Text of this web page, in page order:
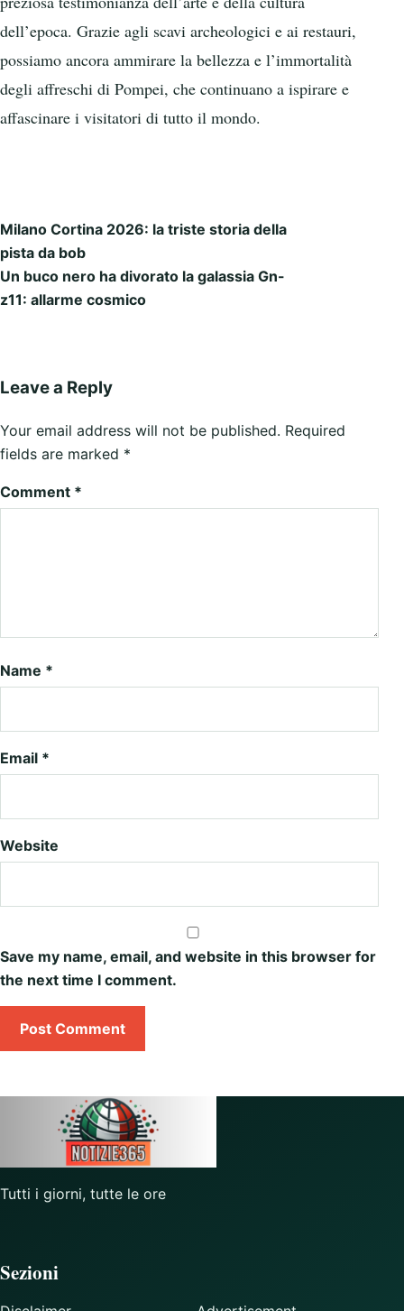
dell’epoca. Grazie agli scavi archeologici e ai restauri,
possiamo ancora ammirare la bellezza e l’immortalità
degli affreschi di Pompei, che continuano a ispirare e
affascinare i visitatori di tutto il mondo.
Post navigation
Milano Cortina 2026: la triste storia della
pista da bob
Un buco nero ha divorato la galassia Gn-
z11: allarme cosmico
Leave a Reply
Your email address will not be published. Required
fields are marked *
Comment *
Name *
Email *
Website
Save my name, email, and website in this browser for
the next time I comment.
Tutti i giorni, tutte le ore
Sezioni